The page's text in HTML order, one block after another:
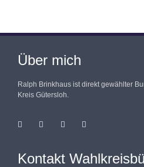
Über mich
Ralph Brinkhaus ist direkt gewählter
Kreis Gütersloh.
Kontakt